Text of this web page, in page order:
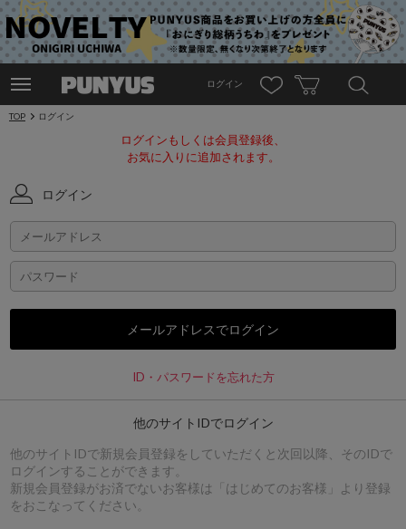
ログイン
TOP ログイン
ログインもしくは会員登録後、
お気に入りに追加されます。
ログイン
ID・パスワードを忘れた方
他のサイトIDでログイン
他のサイトIDで新規会員登録をしていただくと次回以降、そのIDで
ログインすることができます。
新規会員登録がお済でないお客様は「はじめてのお客様」より登録
をおこなってください。